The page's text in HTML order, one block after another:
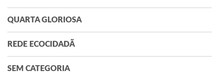
QUARTA GLORIOSA
REDE ECOCIDADÃ
SEM CATEGORIA